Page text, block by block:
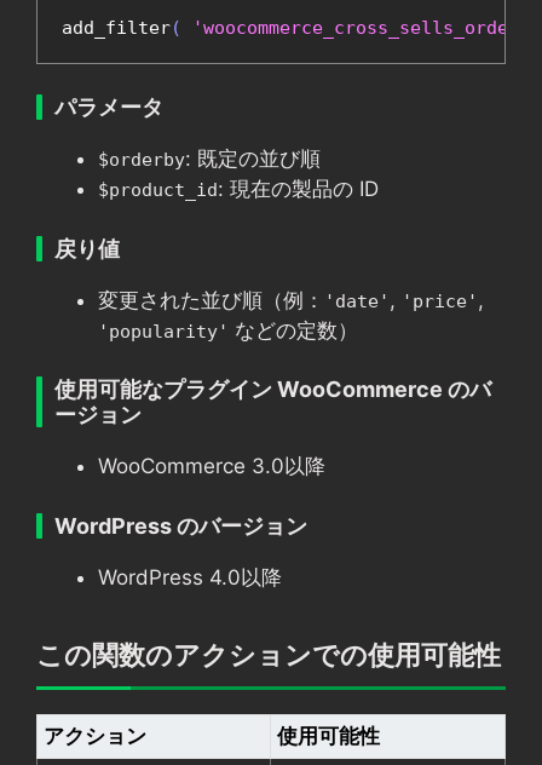
add_filter(
パラメータ
$orderby: 既定の並び順
$product_id: 現在の製品の ID
戻り値
変更された並び順（例： 'date' , 'price' ,
'popularity' などの定数）
使用可能なプラグイン WooCommerce のバ
ージョン
WooCommerce 3.0以降
WordPress のバージョン
WordPress 4.0以降
この関数のアクションでの使用可能性
アクション
使用可能性